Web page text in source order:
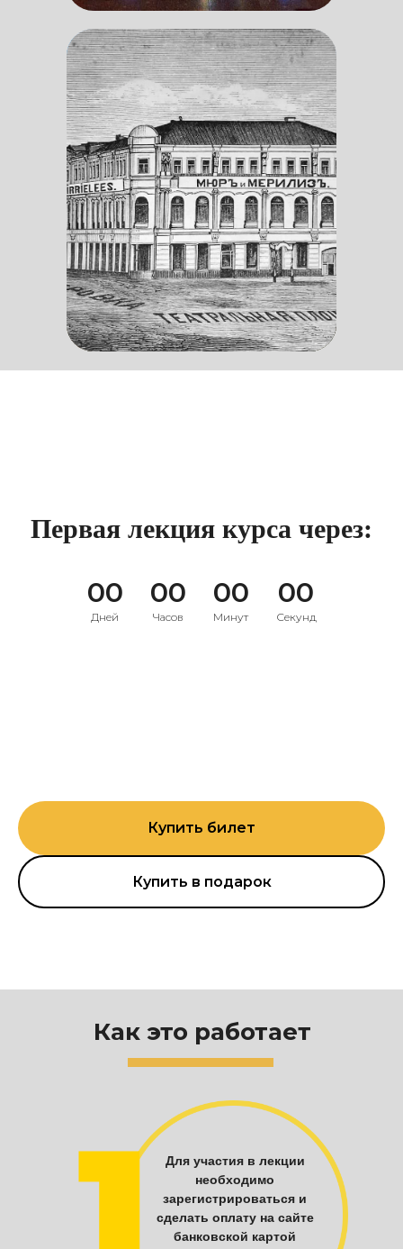
Первая лекция курса через:
00
Дней
00
Часов
00
Минут
00
Секунд
Купить билет
Купить в подарок
Для участия в лекции
необходимо
зарегистрироваться и
сделать оплату на сайте
банковской картой
Как это работает